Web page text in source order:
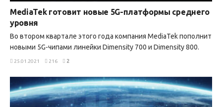
MediaTek готовит новые 5G-платформы среднего
уровня
Во втором квартале этого года компания MediaTek пополнит
новыми 5G-чипами линейки Dimensity 700 и Dimensity 800.
25.01.2021 216 2